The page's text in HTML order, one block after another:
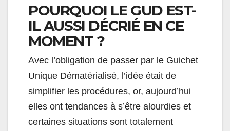
POURQUOI LE GUD EST-
IL AUSSI DÉCRIÉ EN CE
MOMENT ?
Avec l’obligation de passer par le Guichet
Unique Dématérialisé, l’idée était de
simplifier les procédures, or, aujourd’hui
elles ont tendances à s’être alourdies et
certaines situations sont totalement